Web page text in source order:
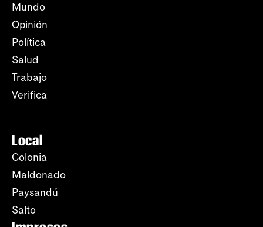
Mundo
Opinión
Política
Salud
Trabajo
Verifica
Local
Colonia
Maldonado
Paysandú
Salto